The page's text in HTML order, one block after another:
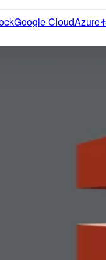
Google CloudAzure